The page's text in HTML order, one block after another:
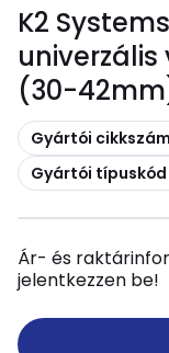
K2
(30-
Másolás
Gyártói
Másolás
Gyártói típuskód
Ár- és
jelentkezzen be!